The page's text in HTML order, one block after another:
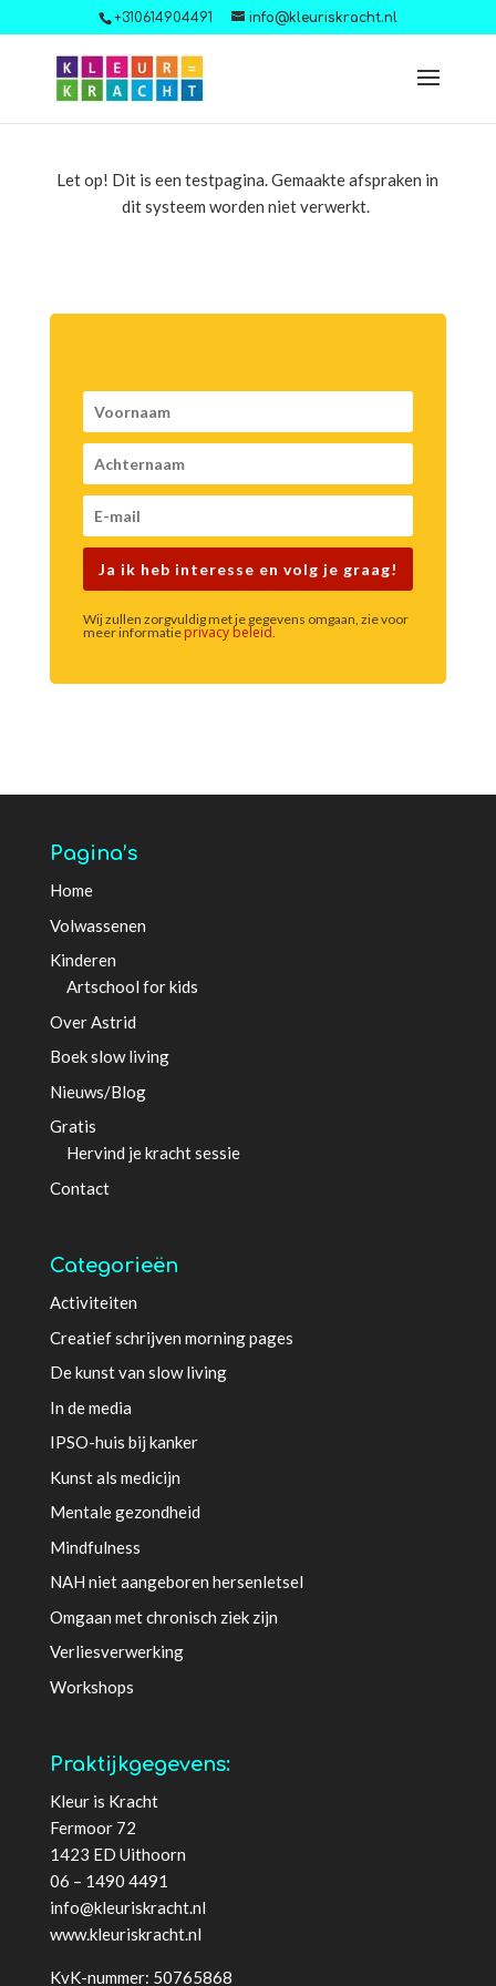
+310614904491 info@kleuriskracht.nl
Let op! Dit is een testpagina. Gemaakte afspraken in
dit systeem worden niet verwerkt.
Ja ik heb interesse en volg je graag!
Wij zullen zorgvuldig met je gegevens omgaan, zie voor
meer informatie privacy beleid.
Pagina’s
Home
Volwassenen
Kinderen
Artschool for kids
Over Astrid
Boek slow living
Nieuws/Blog
Gratis
Hervind je kracht sessie
Contact
Categorieën
Activiteiten
Creatief schrijven morning pages
De kunst van slow living
In de media
IPSO-huis bij kanker
Kunst als medicijn
Mentale gezondheid
Mindfulness
NAH niet aangeboren hersenletsel
Omgaan met chronisch ziek zijn
Verliesverwerking
Workshops
Praktijkgegevens:
Kleur is Kracht
Fermoor 72
1423 ED Uithoorn
06 – 1490 4491
info@kleuriskracht.nl
www.kleuriskracht.nl
KvK-nummer: 50765868